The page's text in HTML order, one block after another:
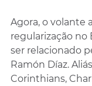
Agora, o volante
regularização no
ser relacionado
Ramón Díaz.
Corinthians,